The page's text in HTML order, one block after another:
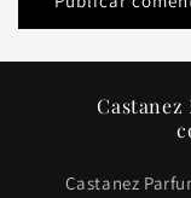
Castanez